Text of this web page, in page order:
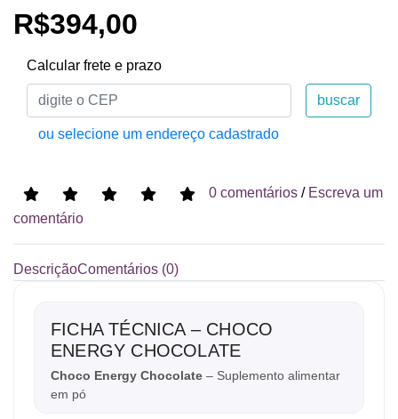
R$394,00
Calcular frete e prazo
buscar
ou selecione um endereço cadastrado
0 comentários / Escreva um
comentário
DescriçãoComentários (0)
FICHA TÉCNICA – CHOCO
ENERGY CHOCOLATE
Choco Energy Chocolate – Suplemento alimentar
em pó